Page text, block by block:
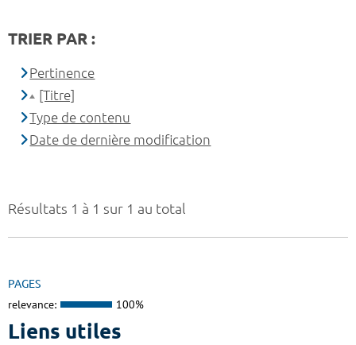
Résultats 1 à 1 sur 1 au total
PAGES
relevance: 100%
Liens utiles
TRIER PAR :
Pertinence
[Titre]
Type de contenu
Date de dernière modification